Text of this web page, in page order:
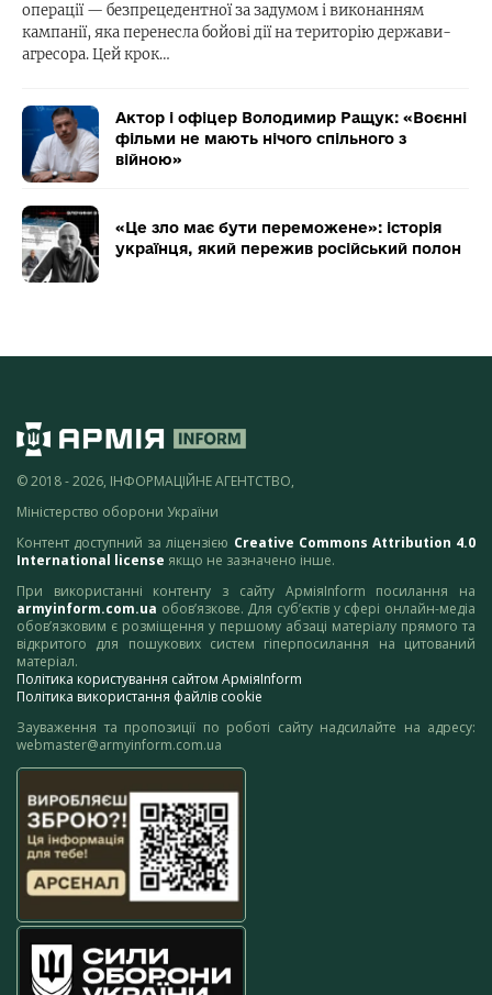
операції — безпрецедентної за задумом і виконанням
кампанії, яка перенесла бойові дії на територію держави-
агресора. Цей крок…
Актор і офіцер Володимир Ращук: «Воєнні
фільми не мають нічого спільного з
війною»
«Це зло має бути переможене»: історія
українця, який пережив російський полон
© 2018 - 2026, ІНФОРМАЦІЙНЕ АГЕНТСТВО,
Міністерство оборони України
Контент доступний за ліцензією Creative Commons Attribution 4.0
International license якщо не зазначено інше.
При використанні контенту з сайту АрміяInform посилання на
armyinform.com.ua обов’язкове. Для суб’єктів у сфері онлайн-медіа
обов’язковим є розміщення у першому абзаці матеріалу прямого та
відкритого для пошукових систем гіперпосилання на цитований
матеріал.
Політика користування сайтом АрміяInform
Політика використання файлів cookie
Зауваження та пропозиції по роботі сайту надсилайте на адресу:
webmaster@armyinform.com.ua